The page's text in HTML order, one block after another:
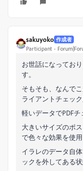
sakuyoko 作成者
Participant
お世話になってお
す。
そもそも、なんで
ライアントチェッ
軽いデータでPDFチ
大きいサイズのポ
で色々な効果を使
イラレのデータ自
ックを外してある状